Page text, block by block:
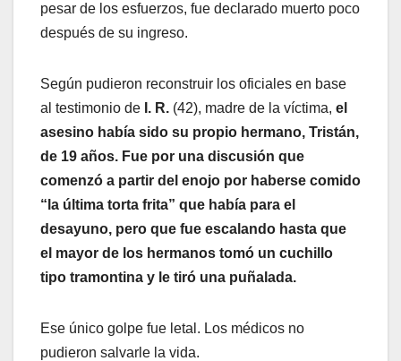
pesar de los esfuerzos, fue declarado muerto poco
después de su ingreso.
Según pudieron reconstruir los oficiales en base
al testimonio de I. R. (42), madre de la víctima, el
asesino había sido su propio hermano, Tristán,
de 19 años. Fue por una discusión que
comenzó a partir del enojo por haberse comido
“la última torta frita” que había para el
desayuno, pero que fue escalando hasta que
el mayor de los hermanos tomó un cuchillo
tipo tramontina y le tiró una puñalada.
Ese único golpe fue letal. Los médicos no
pudieron salvarle la vida.